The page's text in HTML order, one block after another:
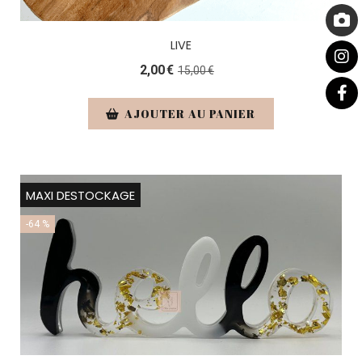
LIVE
2,00€ 15,00€
AJOUTER AU PANIER
MAXI DESTOCKAGE
-64 %